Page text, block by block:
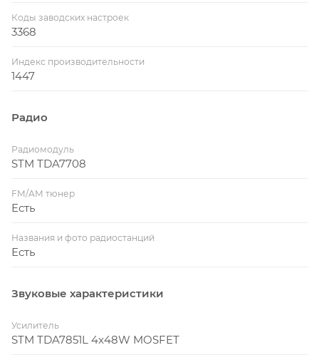
Коды заводских настроек
3368
Индекс производительности
1447
Радио
Радиомодуль
STM TDA7708
FM/AM тюнер
Есть
Названия и фото радиостанций
Есть
Звуковые характеристики
Усилитель
STM TDA7851L 4x48W MOSFET